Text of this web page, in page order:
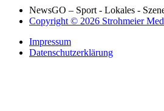
NewsGO – Sport - Lokales -
Copyright © 2026 Strohmeier
Impressum
Datenschutzerklärung